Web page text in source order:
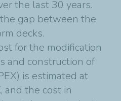
the last 30 years.
gap between the
decks.
for the modification
and construction of
is estimated at
and the cost in